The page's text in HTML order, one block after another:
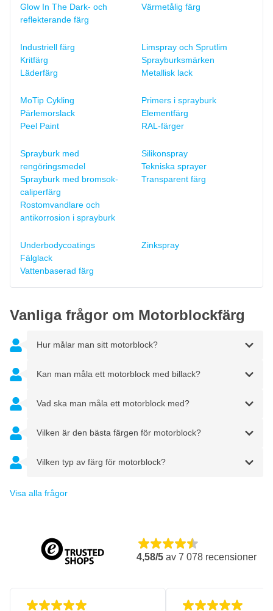
Glow In The Dark- och
reflekterande färg
Värmetålig färg
Industriell färg
Kritfärg
Läderfärg
Limspray och Sprutlim
Sprayburksmärken
Metallisk lack
MoTip Cykling
Pärlemorslack
Peel Paint
Primers i sprayburk
Elementfärg
RAL-färger
Sprayburk med
rengöringsmedel
Sprayburk med bromsok-
caliperfärg
Rostomvandlare och
antikorrosion i sprayburk
Silikonspray
Tekniska sprayer
Transparent färg
Underbodycoatings
Fälglack
Vattenbaserad färg
Zinkspray
Vanliga frågor om Motorblockfärg
Hur målar man sitt motorblock?
Kan man måla ett motorblock med billack?
Vad ska man måla ett motorblock med?
Vilken är den bästa färgen för motorblock?
Vilken typ av färg för motorblock?
Visa alla frågor
4,58/5 av 7 078 recensioner